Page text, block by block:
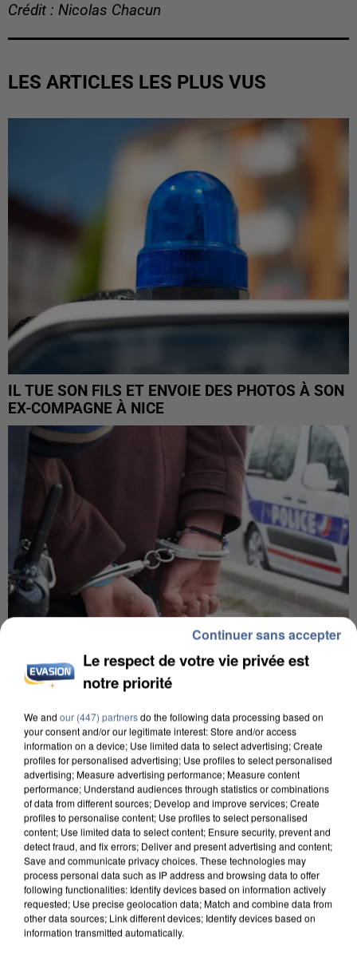
Crédit : Nicolas Chacun
LES ARTICLES LES PLUS VUS
IL TUE SON FILS ET ENVOIE DES PHOTOS À SON
EX-COMPAGNE À NICE
MAFIA INTERPELLÉ EN ALGÉRIE
Le respect de votre vie privée est
notre priorité
We and our (447) partnersdo the following data processing based on
your consent and/or our legitimate interest: Store and/or access
information on a device; Use limited data to select advertising; Create
profiles for personalised advertising; Use profiles to select personalised
advertising; Measure advertising performance; Measure content
performance; Understand audiences through statistics or combinations
of data from different sources; Develop and improve services; Create
profiles to personalise content; Use profiles to select personalised
content; Use limited data to select content; Ensure security, prevent and
detect fraud, and fix errors; Deliver and present advertising and content;
Save and communicate privacy choices. These technologies may
process personal data such as IP address and browsing data to offer
following functionalities: Identify devices based on information actively
requested; Use precise geolocation data; Match and combine data from
other data sources; Link different devices; Identify devices based on
information transmitted automatically.
Continuer sans accepter